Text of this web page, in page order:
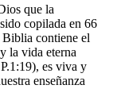
que la
copilada en 66
Biblia contiene el
la vida eterna
es viva y
enseñanza